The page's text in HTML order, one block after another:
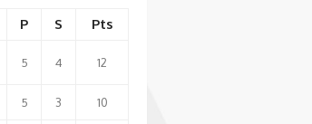
P S Pts
5 4 12
5 3 10